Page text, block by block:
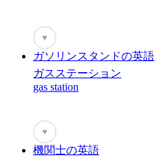
♥
ガソリンスタンドの英語
ガスステーション
gas station
♥
機関士の英語